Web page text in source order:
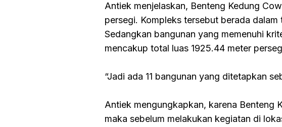
Antiek menjelaskan, Benteng Kedung
persegi. Kompleks tersebut berada
Sedangkan bangunan yang memenuhi
mencakup total luas 1925.44 meter
“Jadi ada 11 bangunan yang ditetapkan
Antiek mengungkapkan, karena Benteng
maka sebelum melakukan kegiatan di